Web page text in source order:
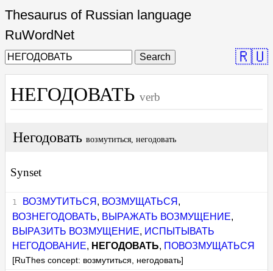
Thesaurus of Russian language
RuWordNet
Search 🇷🇺
НЕГОДОВАТЬ verb
Негодовать возмутиться, негодовать
Synset
ВОЗМУТИТЬСЯ , ВОЗМУЩАТЬСЯ ,
ВОЗНЕГОДОВАТЬ, ВЫРАЖАТЬ ВОЗМУЩЕНИЕ,
ВЫРАЗИТЬ ВОЗМУЩЕНИЕ, ИСПЫТЫВАТЬ
НЕГОДОВАНИЕ, НЕГОДОВАТЬ, ПОВОЗМУЩАТЬСЯ
[RuThes concept: возмутиться, негодовать]